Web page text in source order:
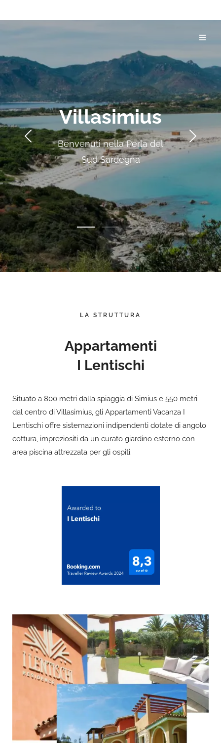
Villasimius
Benvenuti nella Perla del
Sud Sardegna
LA STRUTTURA
Appartamenti
I Lentischi
Situato a 800 metri dalla spiaggia di Simius e 550 metri
dal centro di Villasimius, gli Appartamenti Vacanza I
Lentischi offre sistemazioni indipendenti dotate di angolo
cottura, impreziositi da un curato giardino esterno con
area piscina attrezzata per gli ospiti.